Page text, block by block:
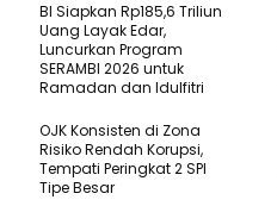
BI Siapkan Rp185,6 Triliun
Uang Layak Edar,
Luncurkan Program
SERAMBI 2026 untuk
Ramadan dan Idulfitri
OJK Konsisten di Zona
Risiko Rendah Korupsi,
Tempati Peringkat 2 SPI
Tipe Besar